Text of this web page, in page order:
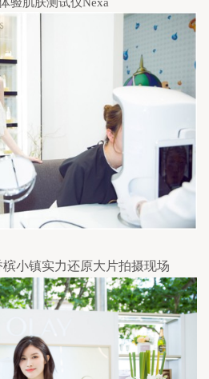
小镇实力还原大片拍摄现场